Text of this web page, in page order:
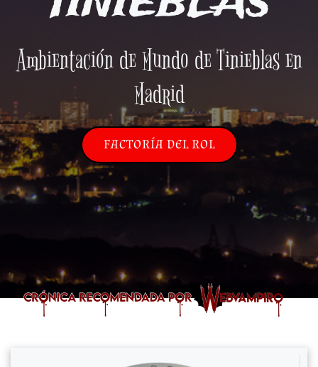
Ambientación de Mundo de Tinieblas en
Madrid
FACTORÍA DEL ROL